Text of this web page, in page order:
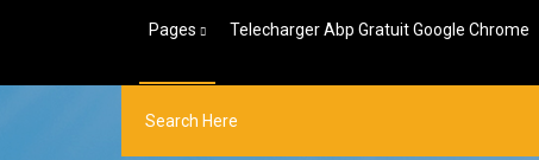
Pages Telecharger Abp Gratuit Google Chrome